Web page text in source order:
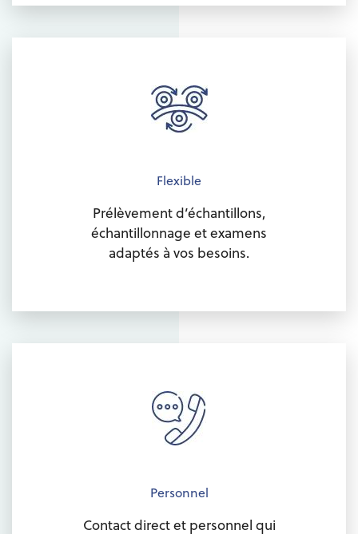
Flexible
Prélèvement d’échantillons,
échantillonnage et examens
adaptés à vos besoins.
Personnel
Contact direct et personnel qui